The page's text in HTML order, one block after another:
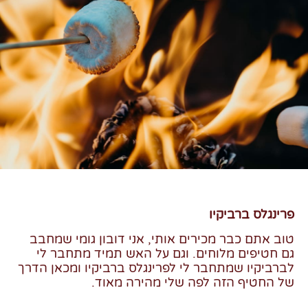
פרינגלס ברביקיו
טוב אתם כבר מכירים אותי, אני דובון גומי שמחבב
גם חטיפים מלוחים. וגם על האש תמיד מתחבר לי
לברביקיו שמתחבר לי לפרינגלס ברביקיו ומכאן הדרך
של החטיף הזה לפה שלי מהירה מאוד.